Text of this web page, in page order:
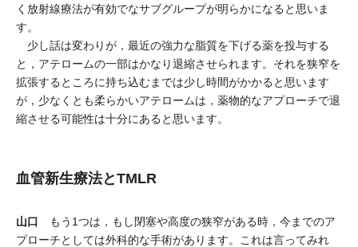
く放射線療法が有効でなサブグループが明らかになると思いま
す。
少し話は変わりが，最近の強力な脂質を下げる薬を投与する
と，アテロームの一部はかなり退縮させられます。それを狭窄を
拡張するところに持ち込むまでは少し時間がかかると思います
が，少なくとも柔らかいアテロームは，薬物的なアプローチで退
縮させる可能性は十分にあると思います。
血管新生療法とTMLR
山口 もう1つは，もし閉塞や高度の狭窄がある時，今までのア
プローチとしては外科的な手術があります。これは言ってみれ